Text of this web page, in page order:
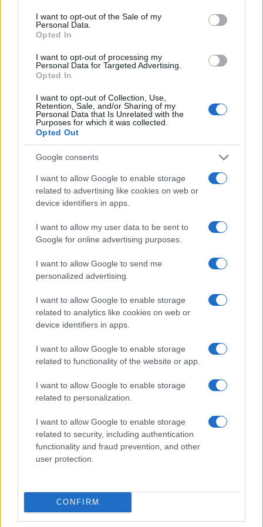
consent section.
I want to opt-out of the Sale of my
Personal Data.
Opted In
I want to opt-out of processing my
Personal Data for Targeted Advertising.
Opted In
I want to opt-out of Collection, Use,
Retention, Sale, and/or Sharing of my
Personal Data that Is Unrelated with the
Purposes for which it was collected.
Opted Out
Google consents
I want to allow Google to enable storage
related to advertising like cookies on web or
device identifiers in apps.
I want to allow my user data to be sent to
Google for online advertising purposes.
I want to allow Google to send me
personalized advertising.
I want to allow Google to enable storage
related to analytics like cookies on web or
device identifiers in apps.
I want to allow Google to enable storage
related to functionality of the website or app.
I want to allow Google to enable storage
related to personalization.
I want to allow Google to enable storage
related to security, including authentication
functionality and fraud prevention, and other
user protection.
CONFIRM
ωραρίου εργασίας τους, γεγονός που λειτουργεί
αντιπαραθετικά με την απαραίτητη προετοιμασία
του μαθήματος αφού απορροφά πολύτιμο χρόνο. Η
απαραίτητη επιμόρφωση πρέπει να γίνεται με τη
χορήγησης άδειας, ώστε να έχει και ουσιαστικό
αποτέλεσμα. Η διαρκής «πιστοποίηση» των
προσόντων, δημιουργεί σοβαρό κίνδυνο για την
εργασιακή μονιμότητα των εκπαιδευτικών, αφού θα
εργάζονται πλέον με θητεία, δηλαδή για
σχολείο για να τοποθετηθούν. Η εργασιακή
ανασφάλεια δε βοηθά στο μορφωτικό και
παιδαγωγικό έργο που καλείται να υπηρετήσει ο
εκπαιδευτικός του ΕΠΑΛ.
απορροφά τους «καλούς» μαθητές, ενώ τα «απλά»
δυναμικό,δημιουργεί σχολεία δύο ταχυτήτων, άρα
άνισες ευκαιρίες στην εκπαίδευση
έχουν ανάγκη από ένα σχολείο με ικανοποιητική
χρηματοδότηση, που θα καλύπτει τις αυξημένες
ανάγκες των ΕΠΑΛ σε υποδομή, αίθουσες,
με βάση τις κοινωνικές ανάγκες.
Στα ΕΠΑΛ φοιτά ένα μικρό ποσοστό μαθητών
εκπαίδευση διότι με τον τρόπο αυτό ξεπερνούν
αποτελεσματικά τα γλωσσικά ελλείμματα λόγω
της καταγωγής τους. Η εκπαίδευση σε κάποιο
τεχνικό αντικείμενο βοηθά στην ομαλή ένταξή
τους στις κοινωνικές δομές. Ιδιαίτερα την περίοδο
αυτή υπάρχουν πρόσφυγες στην περιοχή της
ενταχθούν στο ΕΠΑΛ και φυσικά αποκλείονται αν
το σχολείο γίνει πρότυπο.